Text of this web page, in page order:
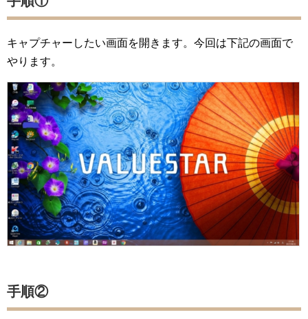
キャプチャーしたい画面を開きます。今回は下記の画面で
やります。
手順②